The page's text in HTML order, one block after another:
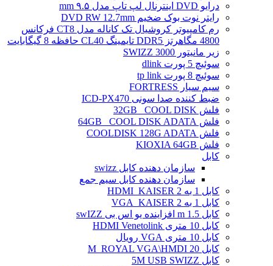
درایو DVD اینترنال لپ تاپ مدل ۹.۵ mm
رایتر نوت بوک ضخیم DVD RW 12.7mm
رم کامپیوتر کروشیال تک کاناله مدل CT8 فرکانس
4800 مگاهرتز DDR5 تایمینگ CL40 حافظه 8 گیگابایت
زیر مانیتور SWIZZ 3000
سوئیچ 5 پورت dlink
سوئیچ 8 پورت tp link
سیم سیار FORTRESS
ضبط کننده صدا سونی ICD-PX470
فلش 32GB _COOL DISK
فلش 64GB _COOL DISK ADATA
فلش COOLDISK 128G ADATA
فلش KIOXIA 64GB
کابل
سازمان دهنده کابل swizz
سازمان دهنده کابل سیم جمع
کابل 1 به 2 HDMI_KAISER
کابل 1 به 2 VGA_KAISER
کابل 1.5 m افزاینده یو اس بی swIZZ
کابل 10 متری HDMI Venetolink
کابل 10 متری VGA رویال
کابل 20 M_ROYAL VGA\HMDI
کابل 5M USB SWIZZ